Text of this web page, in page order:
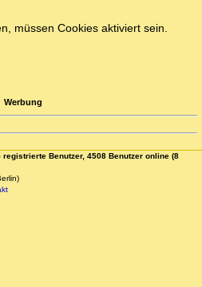
müssen Cookies aktiviert sein.
Werbung
Benutzer, 4508 Benutzer online (8